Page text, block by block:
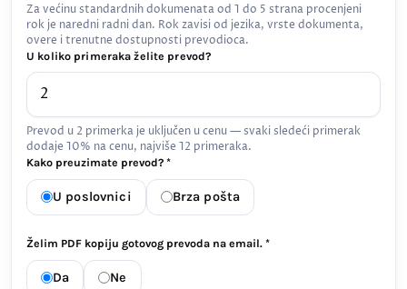
Za većinu standardnih dokumenata od 1 do 5 strana procenjeni
rok je naredni radni dan. Rok zavisi od jezika, vrste dokumenta,
overe i trenutne dostupnosti prevodioca.
U koliko primeraka želite prevod?
Prevod u 2 primerka je uključen u cenu — svaki sledeći primerak
dodaje 10% na cenu, najviše 12 primeraka.
Kako preuzimate prevod? *
U poslovnici Brza pošta
Želim PDF kopiju gotovog prevoda na email. *
Da Ne